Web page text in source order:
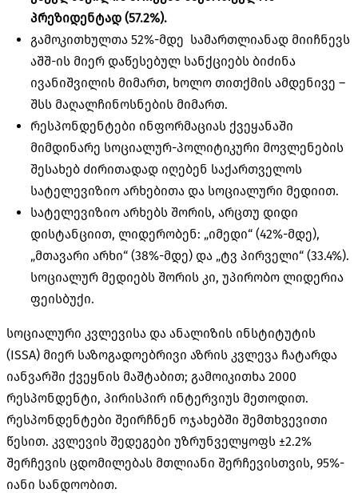
პრეზიდენტად (57.2%).
გამოკითხულთა 52%-მდე სამართლიანად მიიჩნევს
აშშ-ის მიერ დაწესებულ სანქციებს ბიძინა
ივანიშვილის მიმართ, ხოლო თითქმის ამდენივე –
შსს მაღალჩინოსნების მიმართ.
რესპონდენტები ინფორმაციას ქვეყანაში
მიმდინარე სოციალურ-პოლიტიკური მოვლენების
შესახებ ძირითადად იღებენ საქართველოს
სატელევიზიო არხებითა და სოციალური მედიით.
სატელევიზიო არხებს შორის, არცთუ დიდი
დისტანციით, ლიდერობენ: „იმედი“ (42%-მდე),
„მთავარი არხი“ (38%-მდე) და „ტვ პირველი“ (33.4%).
სოციალურ მედიებს შორის კი, უპირობო ლიდერია
ფეისბუქი.
სოციალური კვლევისა და ანალიზის ინსტიტუტის
(ISSA) მიერ საზოგადოებრივი აზრის კვლევა ჩატარდა
იანვარში ქვეყნის მაშტაბით; გამოიკითხა 2000
რესპონდენტი, პირისპირ ინტერვიუს მეთოდით.
რესპონდენტები შეირჩნენ ოჯახებში შემთხვევითი
წესით. კვლევის შედეგები უზრუნველყოფს ±2.2%
შერჩევის ცდომილებას მთლიანი შერჩევისთვის, 95%-
იანი სანდოობით.